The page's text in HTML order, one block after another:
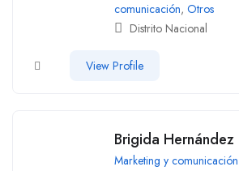
comunicación, Otros
Distrito Nacional
View Profile
Brigida Hernández
Marketing y comunicación